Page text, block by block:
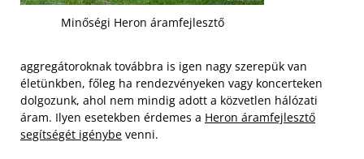
Minőségi Heron áramfejlesztő
aggregátoroknak továbbra is igen nagy szerepük van
életünkben, főleg ha rendezvényeken vagy koncerteken
dolgozunk, ahol nem mindig adott a közvetlen hálózati
áram. Ilyen esetekben érdemes a Heron áramfejlesztő
segítségét igénybe venni.